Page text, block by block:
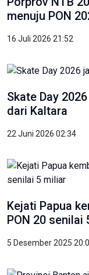
menuju PON
16 Juli 2026 21:52
Skate Day
dari Kaltara
22 Juni 2026 02:34
Kejati Papua
PON 20 senilai
5 Desember 2025